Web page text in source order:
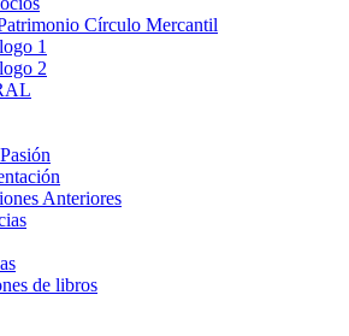
Círculo Mercantil
1
2
Anteriores
de libros